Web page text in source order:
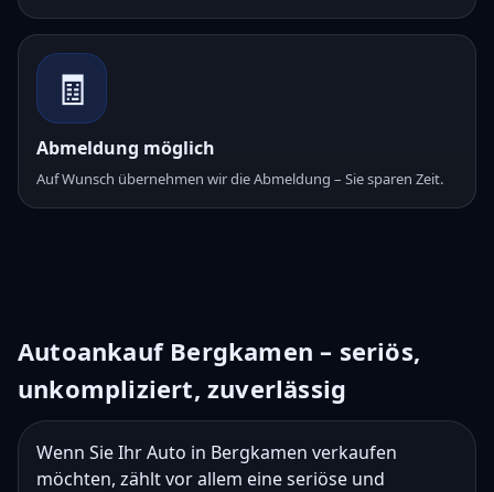
🧾
Abmeldung möglich
Auf Wunsch übernehmen wir die Abmeldung – Sie sparen Zeit.
Autoankauf Bergkamen – seriös,
unkompliziert, zuverlässig
Wenn Sie Ihr Auto in Bergkamen verkaufen
möchten, zählt vor allem eine seriöse und